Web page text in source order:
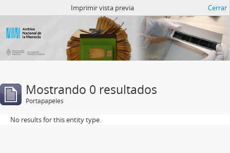
Imprimir vista previa Cerrar
Mostrando 0 resultados
Portapapeles
No results for this entity type.